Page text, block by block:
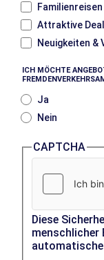
Familienreisen
Attraktive
Neuigkeiten &
ICH MÖCHTE
Ja
Nein
CAPTCHA
Diese
menschlicher